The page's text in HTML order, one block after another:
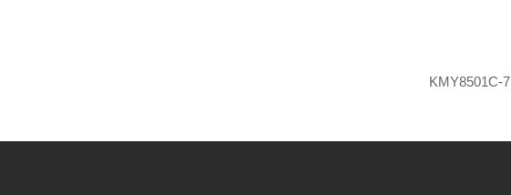
KMY8501C-7